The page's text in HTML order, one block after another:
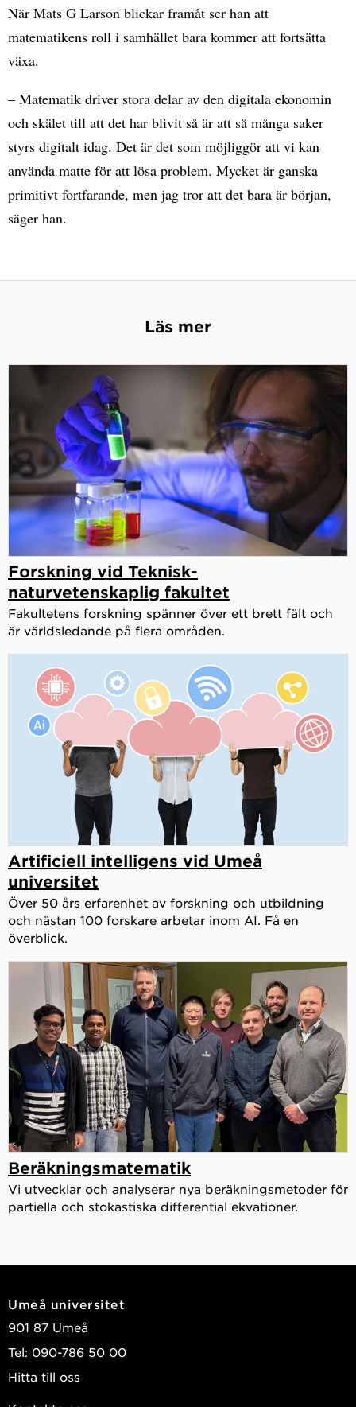
När Mats G Larson blickar framåt ser han att
matematikens roll i samhället bara kommer att fortsätta
växa.
– Matematik driver stora delar av den digitala ekonomin
och skälet till att det har blivit så är att så många saker
styrs digitalt idag. Det är det som möjliggör att vi kan
använda matte för att lösa problem. Mycket är ganska
primitivt fortfarande, men jag tror att det bara är början,
säger han.
Läs mer
Forskning vid Teknisk-
naturvetenskaplig fakultet
Fakultetens forskning spänner över ett brett fält och
är världsledande på flera områden.
Artificiell intelligens vid Umeå
universitet
Över 50 års erfarenhet av forskning och utbildning
och nästan 100 forskare arbetar inom AI. Få en
överblick.
Beräkningsmatematik
Vi utvecklar och analyserar nya beräkningsmetoder för
partiella och stokastiska differential ekvationer.
Umeå universitet
901 87 Umeå
Tel: 090-786 50 00
Hitta till oss